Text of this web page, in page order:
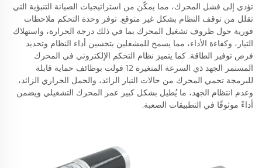
تؤدي إلى فشل المحرك، مما يمكّن من استراتيجيات الصيانة التنبؤية التي
تقلل من توقف النظام بشكل غير متوقع. توفر وحدة التحكم ملاحظات
فورية حول ظروف تشغيل المحرك بما في ذلك درجة الحرارة، واستهلاك
التيار، وكفاءة الأداء، مما يسمح للمشغلين بتحسين أداء النظام وتحديد
فرص توفير الطاقة. كما يتميز نظام التحكم الإلكتروني في المحرك
المستمر الجهد ذي السرعة المتغيرة 12 فولت بوظائف حماية قابلة
للبرمجة تحمي المحرك من حالات التيار الزائد، والحمل الحراري الزائد،
وعدم انتظام الجهد، ما يُطيل بشكل كبير عمر المحرك التشغيلي ويضمن
أداءً موثوقًا في التطبيقات الصعبة.